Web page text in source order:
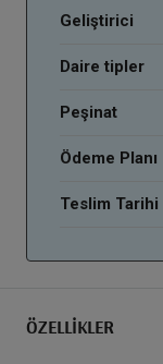
Geliştirici
Daire tipler
Peşinat
Ödeme Planı
Teslim Tarihi
ÖZELLIKLER